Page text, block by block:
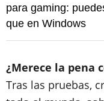
para gaming:
que en Windows
¿Merece la pena
Tras las pruebas,